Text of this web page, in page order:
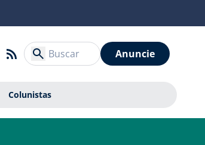
Anuncie
Colunistas